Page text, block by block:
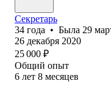
Секретарь
34 года • Была 29
26 декабря 2020
25 000 ₽
Общий опыт
6 лет 8 месяцев